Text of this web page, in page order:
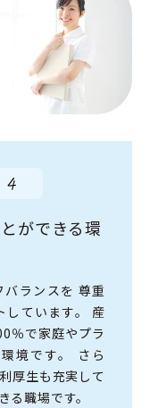
ができる環
ランスを 尊重
ています。
産
％で家庭やプラ
境です。
さら
厚生も充実して
職場です。